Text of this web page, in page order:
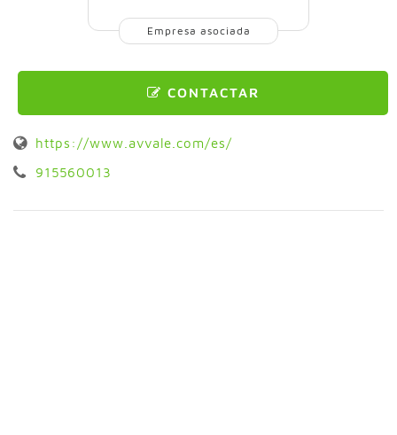
Empresa asociada
CONTACTAR
https://www.avvale.com/es/
915560013